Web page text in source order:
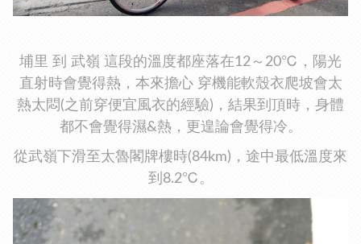
埔里 到 武嶺 這段的溫度都座落在12～20℃，陽光
直射時會覺得熱，本來擔心 穿機能軟殼衣爬坡會太
熱太悶(之前穿便宜風衣的經驗)，結果到頂時，身體
都不會覺得濕&熱，更遑論會覺得冷。
從武嶺下滑至太魯閣牌樓時(84km)，途中最低溫度來
到8.2℃。